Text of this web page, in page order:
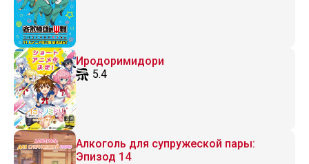
Иродоримидори
5.4
Алкоголь для супружеской пары:
Эпизод 14